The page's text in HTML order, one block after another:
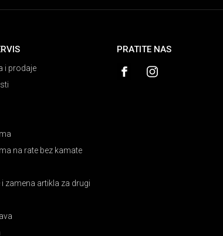
i prodaje
na rate bez kamate
zamena artikla za drugi
PRATITE NAS